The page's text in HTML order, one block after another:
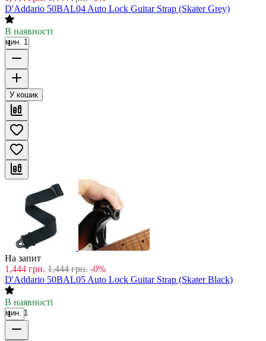
D'Addario 50BAL04 Auto Lock Guitar Strap (Skater Grey)
В наявності
мин. 1
У кошик
На запит
1,444 грн. 1,444 грн. -0%
D'Addario 50BAL05 Auto Lock Guitar Strap (Skater Black)
В наявності
мин. 1